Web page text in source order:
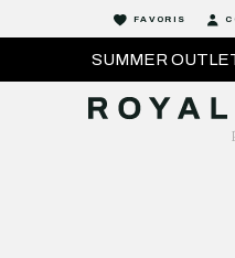
SUMMER
FAVORIS